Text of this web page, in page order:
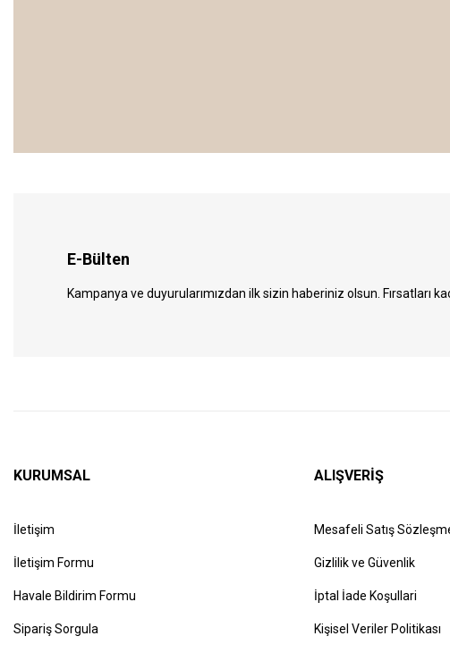
E-Bülten
Kampanya ve duyurularımızdan ilk sizin haberiniz olsun. Fırsatları
KURUMSAL
İletişim
İletişim Formu
Havale Bildirim Formu
Sipariş Sorgula
ALIŞVERİŞ
Mesafeli Satış
Gizlilik ve Güvenlik
İptal İade Koşullari
Kişisel Veriler Politikası